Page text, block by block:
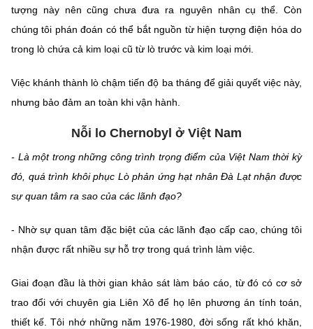
tượng này nên cũng chưa đưa ra nguyên nhân cụ thể. Còn
chúng tôi phán đoán có thể bắt nguồn từ hiện tượng điện hóa do
trong lò chứa cả kim loại cũ từ lò trước và kim loại mới.
Việc khánh thành lò chậm tiến độ ba tháng để giải quyết việc này,
nhưng bảo đảm an toàn khi vận hành.
Nỗi lo Chernobyl ở Việt Nam
- Là một trong những công trình trọng điểm của Việt Nam thời kỳ
đó, quá trình khôi phục Lò phản ứng hạt nhân Đà Lạt nhận được
sự quan tâm ra sao của các lãnh đạo?
- Nhờ sự quan tâm đặc biệt của các lãnh đạo cấp cao, chúng tôi
nhận được rất nhiều sự hỗ trợ trong quá trình làm việc.
Giai đoạn đầu là thời gian khảo sát làm báo cáo, từ đó có cơ sở
trao đổi với chuyên gia Liên Xô để họ lên phương án tính toán,
thiết kế. Tôi nhớ những năm 1976-1980, đời sống rất khó khăn,